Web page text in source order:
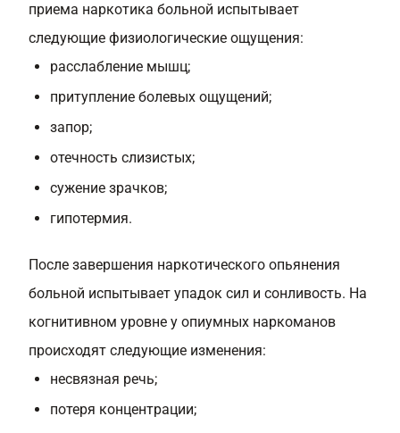
приема наркотика больной испытывает
следующие физиологические ощущения:
расслабление мышц;
притупление болевых ощущений;
запор;
отечность слизистых;
сужение зрачков;
гипотермия.
После завершения наркотического опьянения
больной испытывает упадок сил и сонливость. На
когнитивном уровне у опиумных наркоманов
происходят следующие изменения:
несвязная речь;
потеря концентрации;